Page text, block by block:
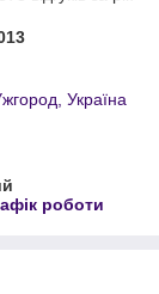
Україна
роботи